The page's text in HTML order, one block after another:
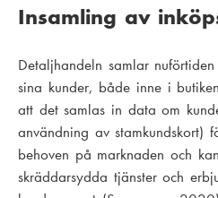
Insamling av
Detaljhandeln samlar
sina kunder, både inne i
att det samlas in data om
användning av stamkundskort)
behoven på marknaden och
skräddarsydda tjänster och